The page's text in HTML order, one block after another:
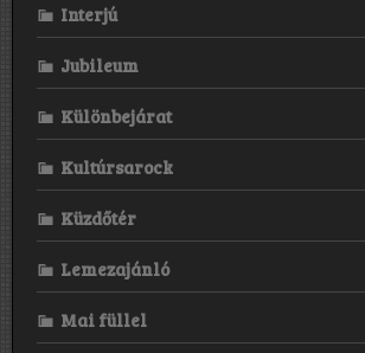
Interjú
Jubileum
Különbejárat
Kultúrsarock
Küzdőtér
Lemezajánló
Mai füllel